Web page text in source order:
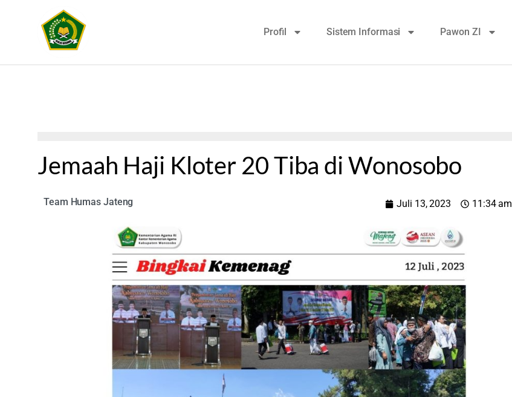
Profil Sistem Informasi Pawon ZI
Jemaah Haji Kloter 20 Tiba di Wonosobo
Team Humas Jateng Juli 13, 2023 11:34 am